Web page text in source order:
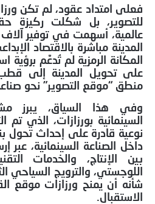
فعلى امتداد عقود، لم تكن
للتصوير، بل شكلت ركيزة
عالمية، أسهمت في توفير
المدينة مباشرة بالاقتصاد
المكانة الرمزية لم تُدعَّم برؤية
على تحويل المدينة إلى قطب
منطق “موقع التصوير” نحو
وفي هذا السياق، يبرز
السينمائية بورزازات، الذي تم
نوعية قادرة على إحداث تحول
داخل الصناعة السينمائية، عبر
بين الإنتاج، والخدمات
اللوجستي، والترويج
شأنه أن يمنح ورزازات موقع
الاستقبال.